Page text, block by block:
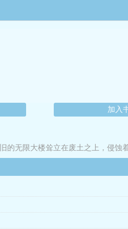
加入
无限大楼耸立在废土之上，侵蚀
庇护城，他露出笑容：”我不吃牛肉